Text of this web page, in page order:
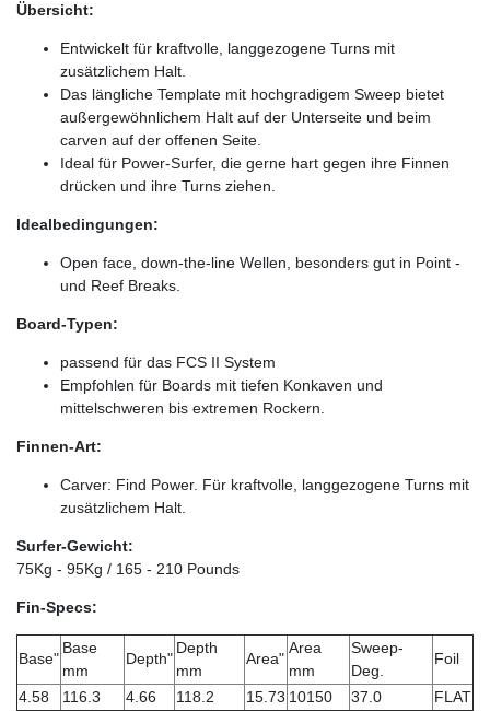
Übersicht:
Entwickelt für kraftvolle, langgezogene Turns mit
zusätzlichem Halt.
Das längliche Template mit hochgradigem Sweep bietet
außergewöhnlichem Halt auf der Unterseite und beim
carven auf der offenen Seite.
Ideal für Power-Surfer, die gerne hart gegen ihre Finnen
drücken und ihre Turns ziehen.
Idealbedingungen:
Open face, down-the-line Wellen, besonders gut in Point -
und Reef Breaks.
Board-Typen:
passend für das FCS II System
Empfohlen für Boards mit tiefen Konkaven und
mittelschweren bis extremen Rockern.
Finnen-Art:
Carver: Find Power. Für kraftvolle, langgezogene Turns mit
zusätzlichem Halt.
Surfer-Gewicht:
75Kg - 95Kg / 165 - 210 Pounds
Fin-Specs:
Base"
Base
mm
Depth"
Depth
mm
Area"
Area
mm
Sweep-
Deg.
Foil
4.58 116.3 4.66 118.2 15.73 10150 37.0 FLAT